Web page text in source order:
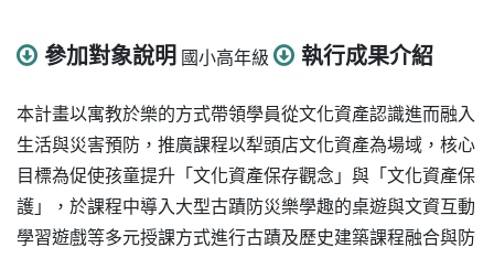
參加對象說明 國小高年級 執行成果介紹
本計畫以寓教於樂的方式帶領學員從文化資產認識進而融入
生活與災害預防，推廣課程以犁頭店文化資產為場域，核心
目標為促使孩童提升「文化資產保存觀念」與「文化資產保
護」，於課程中導入大型古蹟防災樂學趣的桌遊與文資互動
學習遊戲等多元授課方式進行古蹟及歷史建築課程融合與防